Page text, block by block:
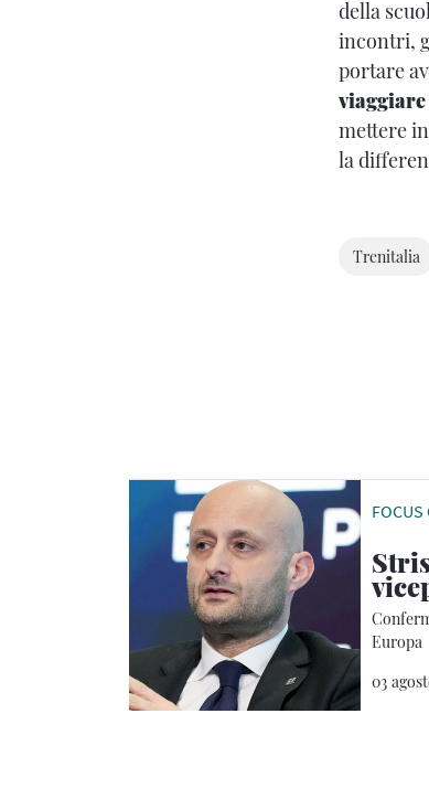
della
incontri,
portare
viaggiare
mettere
la
Trenitalia
FOCUS
Europa
03